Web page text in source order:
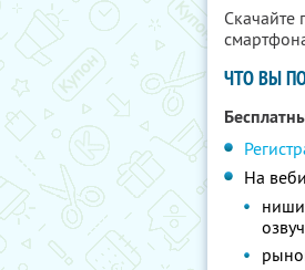
ЧТО ВЫ
На
ниши